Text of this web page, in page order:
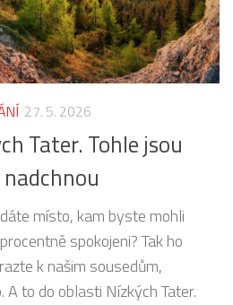
27. 5. 2026
Tater. Tohle jsou
místo, kam byste mohli
spokojeni? Tak ho
k našim sousedům,
to do oblasti Nízkých Tater.